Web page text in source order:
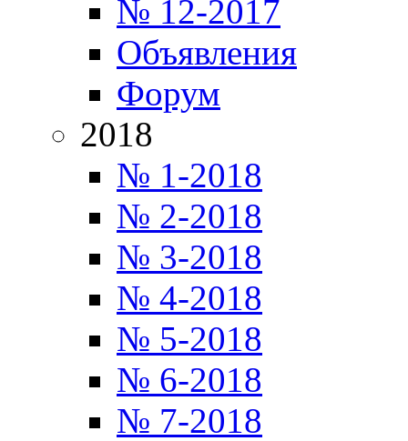
№ 12-2017
Объявления
Форум
2018
№ 1-2018
№ 2-2018
№ 3-2018
№ 4-2018
№ 5-2018
№ 6-2018
№ 7-2018